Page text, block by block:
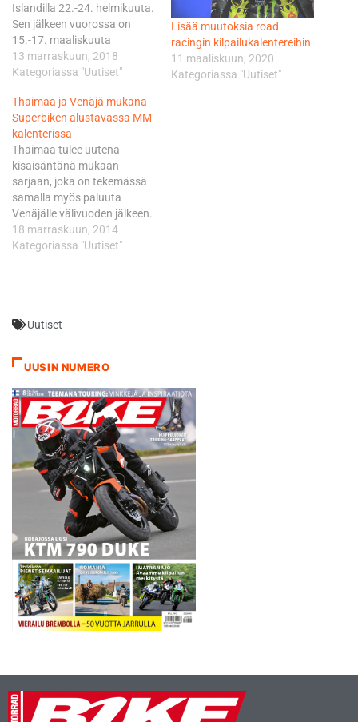
Islandilla 22.-24. helmikuuta.
Sen jälkeen vuorossa on
15.-17. maaliskuuta
Thaimaan Chang
International Circuit. Sen
Espanjan MotorLand
Aragonissa, jossa ajetaan
Euroopan ensimmäinen
osakilpailu 5.-7- huhtikuuta.
Mestarit niin Superbike kuin
Supersport –luokissa ovat
viimeistään selvillä kauden
2019 viimeisessä
osakilpailussa Qatarin
Losailissa 24.-26. lokakuuta.
13 marraskuun, 2018
Kategoriassa "Uutiset"
Lisää muutoksia road
racingin kilpailukalentereihin
11 maaliskuun, 2020
Kategoriassa "Uutiset"
Thaimaa ja Venäjä mukana
Superbiken alustavassa MM-
kalenterissa
Thaimaa tulee uutena
kisaisäntänä mukaan
sarjaan, joka on tekemässä
samalla myös paluuta
Venäjälle välivuoden jälkeen.
Venäjän kisa Moskovassa
peruuntui päättyneellä
helmikuuta. Saariradalla
Thaimaa ja uusi Changin
rata odottavat vuoroaan
tasan kuukauden kuluttua,
kunnes ensimmäinen…
18 marraskuun, 2014
Kategoriassa "Uutiset"
Uutiset
UUSIN NUMERO